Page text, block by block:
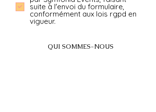
suite à l'envoi du formulaire,
conformément aux lois rgpd en
vigueur.
QUI SOMMES-NOUS